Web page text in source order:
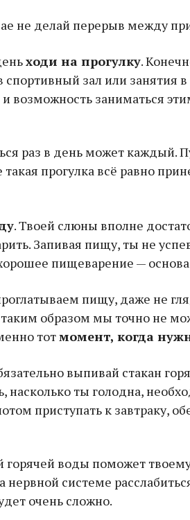
не делай перерыв между
ходи на прогулку.
зал или занятия
и возможность заниматься
раз в день может каждый.
прогулка всё равно
. Твоей слюны вполне
Запивая пищу, ты не
пищеварение —
пищу, даже не
образом мы точно не
тотмомент, когда
выпивай стакан
насколько ты голодна,
приступать к завтраку,
горячей воды поможет
системе
очень сложно.